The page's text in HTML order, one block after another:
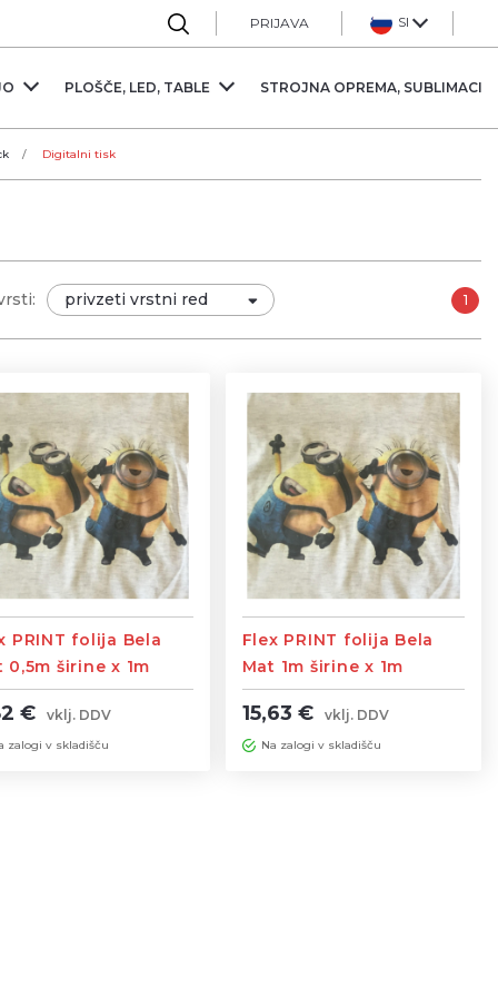
PRIJAVA Sl
PLOŠČE, LED, TABLE STROJNA OPREMA,
Digitalni tisk
1
PRINT folija Bela
0,5m širine x 1m
€ vklj. DDV
zalogi v skladišču
Flex PRINT folija Bela
Mat 1m širine x 1m
dolžine
15,63 € vklj. DDV
Na zalogi v skladišču